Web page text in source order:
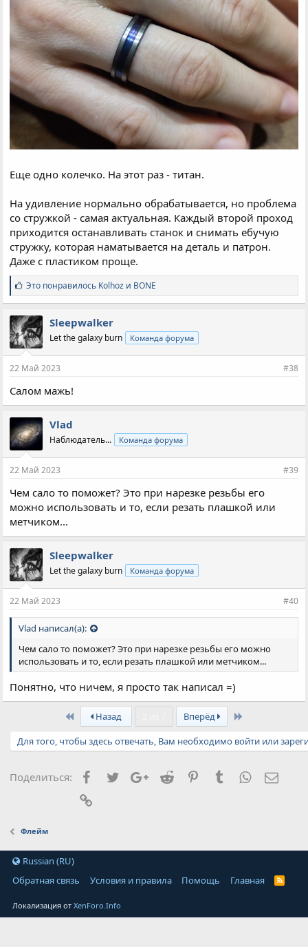
Еще одно колечко. На этот раз - титан.
На удивление нормально обрабатывается, но проблема
со стружкой - самая актуальная. Каждый второй проход
приходится останавливать станок и снимать ебучую
стружку, которая наматывается на деталь и патрон.
Даже с пластиком проще.
С
и
м
п
а
т
и
:
Это понравилось Kolhoz и BONE
Sleepwalker
Let the galaxy burn Команда форума
22 Май 2023 #38
Салом мажь!
Vlad
Наблюдатель... Команда форума
22 Май 2023 #39
Чем сало то поможет? Это при нарезке резьбы его
можно использовать и то, если резать плашкой или
метчиком...
Sleepwalker
Let the galaxy burn Команда форума
22 Май 2023 #40
Vlad написал(а):
Чем сало то поможет? Это при нарезке резьбы его можно
использовать и то, если резать плашкой или метчиком...
Понятно, что ничем, я просто так написал =)
First Назад Вперёд
Для того, чтобы здесь отвечать, Вам необходимо войти или
Поделиться: Facebook
TwitterGoogle+
Reddit PinterestTumblrWhatsApp
Флейм
Russian (RU)
Обратная связь
Условия и правила Помощь Главная
Локализация отXenForo.Info